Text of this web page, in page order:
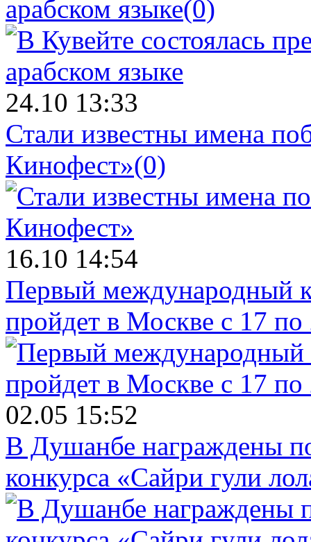
арабском языке(0)
24.10 13:33
Стали известны имена
Кинофест»(0)
16.10 14:54
Первый международный
пройдет в Москве с 17 по
02.05 15:52
В Душанбе награждены
конкурса «Сайри гули